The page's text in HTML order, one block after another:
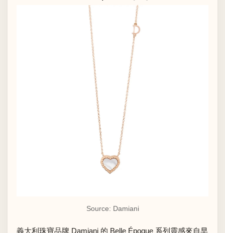
Source: Damiani
義大利珠寶品牌 Damiani 的 Belle Époque 系列靈感來自早